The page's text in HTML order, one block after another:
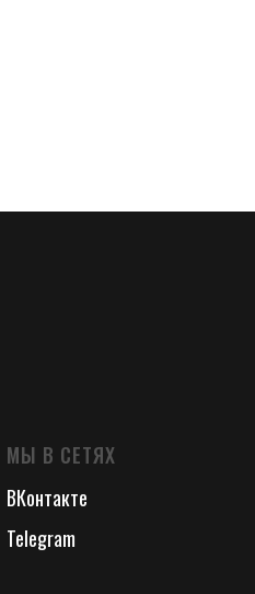
МЫ В СЕТЯХ
ВКонтакте
Telegram